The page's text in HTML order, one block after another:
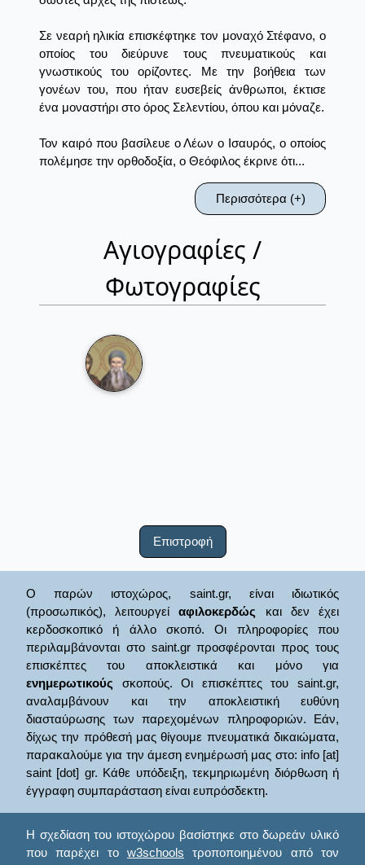
Σε νεαρή ηλικία επισκέφτηκε τον μοναχό Στέφανο, ο
οποίος του διεύρυνε τους πνευματικούς και
γνωστικούς του ορίζοντες. Με την βοήθεια των
γονέων του, που ήταν ευσεβείς άνθρωποι, έκτισε
ένα μοναστήρι στο όρος Σελεντίου, όπου και μόναζε.
Τον καιρό που βασίλευε ο Λέων ο Ισαυρός, ο οποίος
πολέμησε την ορθοδοξία, ο Θεόφιλος έκρινε ότι...
Περισσότερα (+)
Αγιογραφίες /
Φωτογραφίες
Επιστροφή
Ο παρών ιστοχώρος, saint.gr, είναι ιδιωτικός
(προσωπικός), λειτουργείαφιλοκερδώς και δεν έχει
κερδοσκοπικό ή άλλο σκοπό. Οι πληροφορίες που
περιλαμβάνονται στο saint.gr προσφέρονται προς τους
επισκέπτες του αποκλειστικά και μόνο για
ενημερωτικούς σκοπούς. Οι επισκέπτες του saint.gr,
αναλαμβάνουν και την αποκλειστική ευθύνη
διασταύρωσης των παρεχομένων πληροφοριών. Εάν,
δίχως την πρόθεσή μας θίγουμε πνευματικά δικαιώματα,
παρακαλούμε για την άμεση ενημέρωσή μας στο: info [at]
saint [dot] gr. Κάθε υπόδειξη, τεκμηριωμένη διόρθωση ή
έγγραφη συμπαράσταση είναι ευπρόσδεκτη.
Η σχεδίαση του ιστοχώρου βασίστηκε στο δωρεάν υλικό
που παρέχει το w3schools τροποποιημένου από τον